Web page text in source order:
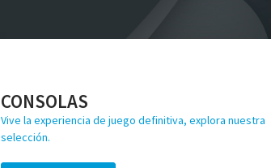
CONSOLAS
Vive la experiencia de juego definitiva, explora nuestra
selección.